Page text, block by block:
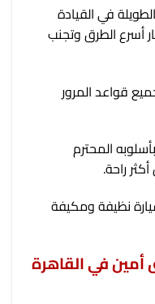
في القيادة
أسرع الطرق وتجنب
قواعد المرور
المحترم
راحة.
نظيفة ومكيفة
في القاهرة